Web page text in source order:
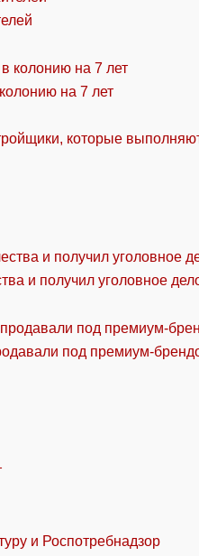
на 7 лет
которые
и получил уголовное
под премиум-